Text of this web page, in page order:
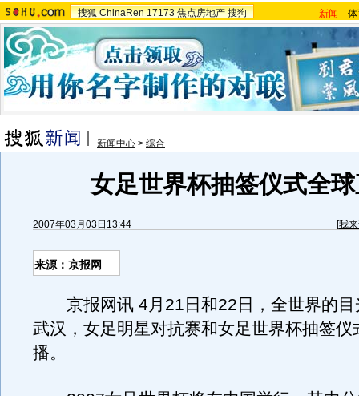
搜狐 ChinaRen 17173 焦点房地产 搜狗 新闻 -
新闻中心 > 综合
女足世界杯抽签仪式全
2007年03月03日13:44 [我
来源：京报网
京报网讯 4月21日和22日，全世界的目
武汉，女足明星对抗赛和女足世界杯抽签仪
播。